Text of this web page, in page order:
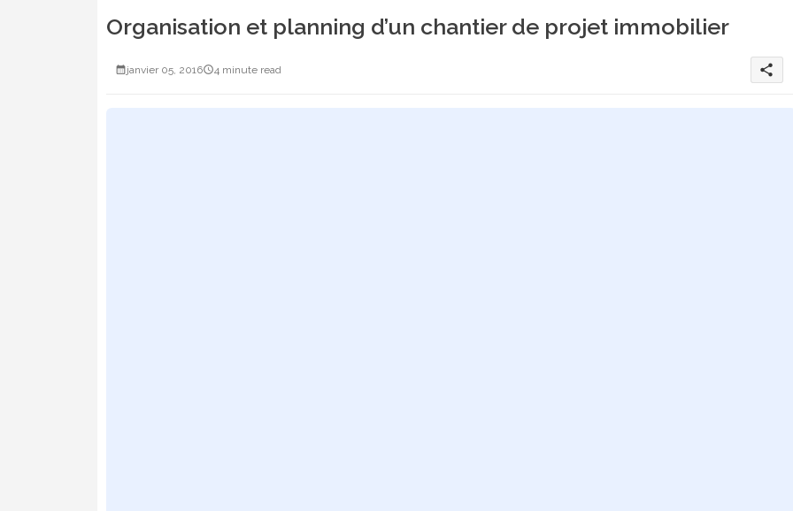
Organisation et planning d’un chantier de projet immobilier
janvier 05, 2016 4 minute read share